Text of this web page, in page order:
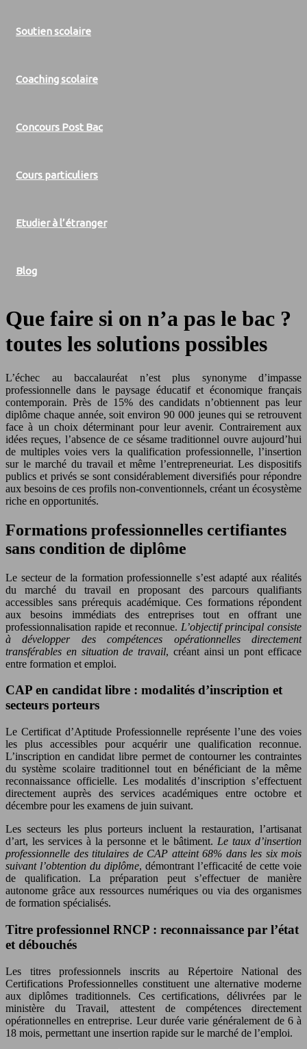
Soutien scolaire
Coaching scolaire
Concours Post Bac
Cours particuliers
Etudier à l’étranger
Blog
Que faire si on n’a pas le bac ?
toutes les solutions possibles
L’échec au baccalauréat n’est plus synonyme d’impasse
professionnelle dans le paysage éducatif et économique français
contemporain. Près de 15% des candidats n’obtiennent pas leur
diplôme chaque année, soit environ 90 000 jeunes qui se retrouvent
face à un choix déterminant pour leur avenir. Contrairement aux
idées reçues, l’absence de ce sésame traditionnel ouvre aujourd’hui
de multiples voies vers la qualification professionnelle, l’insertion
sur le marché du travail et même l’entrepreneuriat. Les dispositifs
publics et privés se sont considérablement diversifiés pour répondre
aux besoins de ces profils non-conventionnels, créant un écosystème
riche en opportunités.
Formations professionnelles certifiantes
sans condition de diplôme
Le secteur de la formation professionnelle s’est adapté aux réalités
du marché du travail en proposant des parcours qualifiants
accessibles sans prérequis académique. Ces formations répondent
aux besoins immédiats des entreprises tout en offrant une
professionnalisation rapide et reconnue. L’objectif principal consiste
à développer des compétences opérationnelles directement
transférables en situation de travail, créant ainsi un pont efficace
entre formation et emploi.
CAP en candidat libre : modalités d’inscription et
secteurs porteurs
Le Certificat d’Aptitude Professionnelle représente l’une des voies
les plus accessibles pour acquérir une qualification reconnue.
L’inscription en candidat libre permet de contourner les contraintes
du système scolaire traditionnel tout en bénéficiant de la même
reconnaissance officielle. Les modalités d’inscription s’effectuent
directement auprès des services académiques entre octobre et
décembre pour les examens de juin suivant.
Les secteurs les plus porteurs incluent la restauration, l’artisanat
d’art, les services à la personne et le bâtiment. Le taux d’insertion
professionnelle des titulaires de CAP atteint 68% dans les six mois
suivant l’obtention du diplôme, démontrant l’efficacité de cette voie
de qualification. La préparation peut s’effectuer de manière
autonome grâce aux ressources numériques ou via des organismes
de formation spécialisés.
Titre professionnel RNCP : reconnaissance par l’état
et débouchés
Les titres professionnels inscrits au Répertoire National des
Certifications Professionnelles constituent une alternative moderne
aux diplômes traditionnels. Ces certifications, délivrées par le
ministère du Travail, attestent de compétences directement
opérationnelles en entreprise. Leur durée varie généralement de 6 à
18 mois, permettant une insertion rapide sur le marché de l’emploi.